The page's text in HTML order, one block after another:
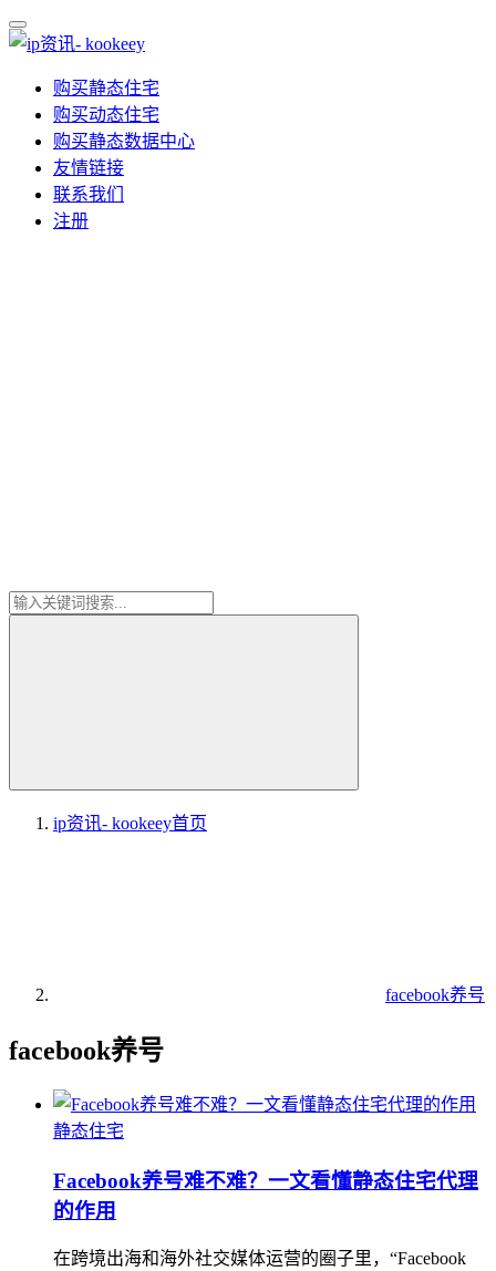
购买静态住宅
购买动态住宅
购买静态数据中心
友情链接
联系我们
注册
ip资讯- kookeey首页
facebook养号
facebook养号
静态住宅
Facebook养号难不难？一文看懂静态住宅代理
的作用
在跨境出海和海外社交媒体运营的圈子里，“Facebook